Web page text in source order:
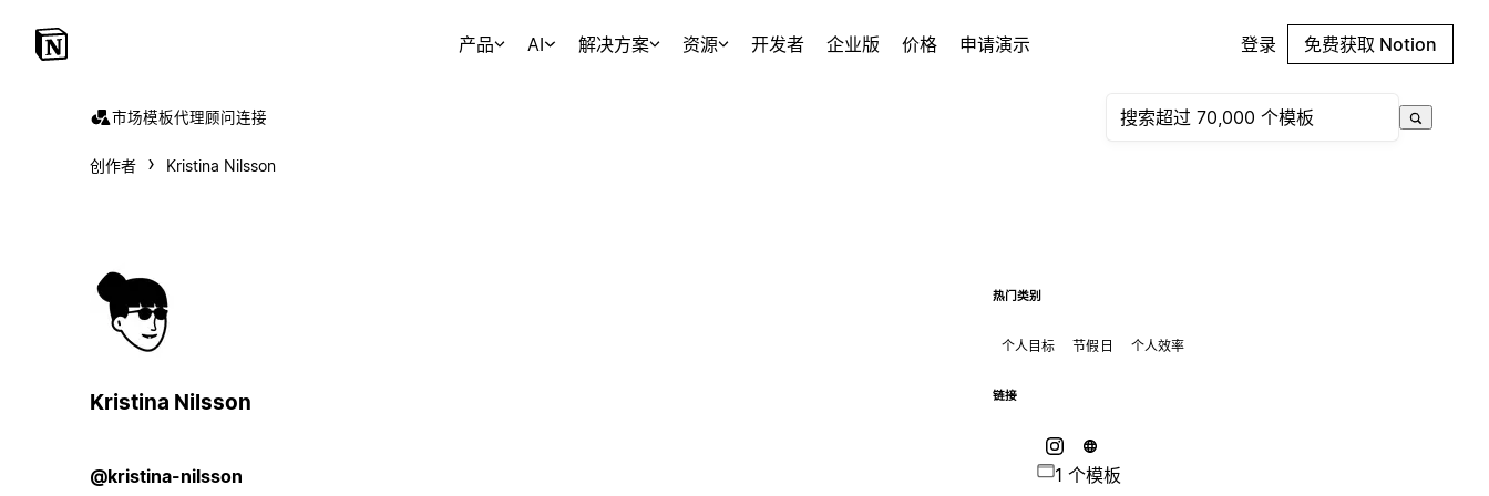
产品 AI 解决方案 资源 开发者 企业版 价格 申请演示 登录 免费获取 Notion
市场模板代理顾问连接
创作者 Kristina Nilsson
Kristina Nilsson
@kristina-nilsson
热门类别
个人目标 节假日 个人效率
链接
1 个模板